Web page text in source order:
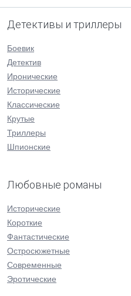
Детективы и триллеры
Боевик
Детектив
Иронические
Исторические
Классические
Крутые
Триллеры
Шпионские
Любовные романы
Исторические
Короткие
Фантастические
Остросюжетные
Современные
Эротические